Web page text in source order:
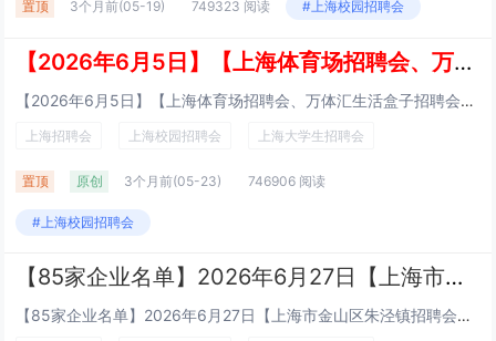
置顶 3个月前(05-19) 749323 阅读 #上海校园招聘会
【2026年6月5日】【上海体育场招聘会、万体汇生活盒子招聘会、上海体育馆招聘会】【社会人才招聘会】
【2026年6月5日】【上海体育场招聘会、万体汇生活盒子招聘会、上海体育馆招聘会】【社会人才招聘会】活动时间：2026年6月5日 周五 13：30-16：30地址：万体汇生活盒子地址：万体汇生活盒子（上海市徐汇区天钥桥路 498 号）地铁：...
上海招聘会 上海校园招聘会 上海大学生招聘会
置顶 原创 3个月前(05-23) 746906 阅读
#上海校园招聘会
【85家企业名单】2026年6月27日【上海市金山区朱泾镇招聘会】【免费公益招聘会】
【85家企业名单】2026年6月27日【上海市金山区朱泾镇招聘会】【免费公益招聘会】日期：2026年6月27日（星期六）地点：上海市食品科技学校食堂1楼（上海市金山区朱泾镇万安街395号）上海朱泾站时间：8:30-11: 00乘坐地铁 1...